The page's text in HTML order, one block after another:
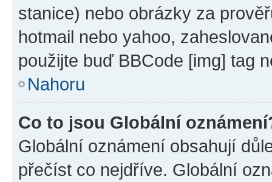
stanice) nebo obrázky za
hotmail nebo yahoo,
použijte buď BBCode [img] tag
Nahoru
Co to jsou Globální
Globální oznámení obsahují
přečíst co nejdříve. Globální